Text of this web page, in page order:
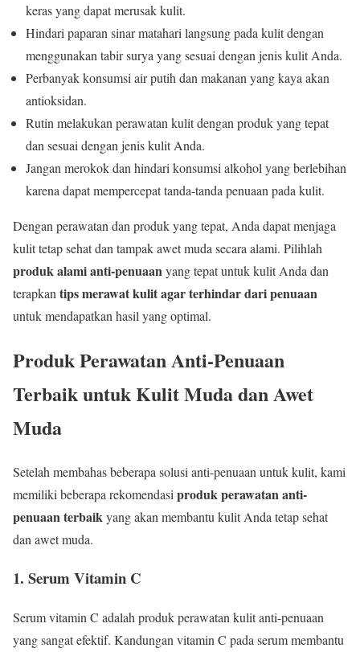
keras yang dapat merusak kulit.
Hindari paparan sinar matahari langsung pada kulit dengan
menggunakan tabir surya yang sesuai dengan jenis kulit Anda.
Perbanyak konsumsi air putih dan makanan yang kaya akan
antioksidan.
Rutin melakukan perawatan kulit dengan produk yang tepat
dan sesuai dengan jenis kulit Anda.
Jangan merokok dan hindari konsumsi alkohol yang berlebihan
karena dapat mempercepat tanda-tanda penuaan pada kulit.
Dengan perawatan dan produk yang tepat, Anda dapat menjaga
kulit tetap sehat dan tampak awet muda secara alami. Pilihlah
produk alami anti-penuaanyang tepat untuk kulit Anda dan
terapkan tips merawat kulit agar terhindar dari penuaan
untuk mendapatkan hasil yang optimal.
Produk Perawatan Anti-Penuaan
Terbaik untuk Kulit Muda dan Awet
Muda
Setelah membahas beberapa solusi anti-penuaan untuk kulit, kami
memiliki beberapa rekomendasi produk perawatan anti-
penuaan terbaikyang akan membantu kulit Anda tetap sehat
dan awet muda.
1. Serum Vitamin C
Serum vitamin C adalah produk perawatan kulit anti-penuaan
yang sangat efektif. Kandungan vitamin C pada serum membantu